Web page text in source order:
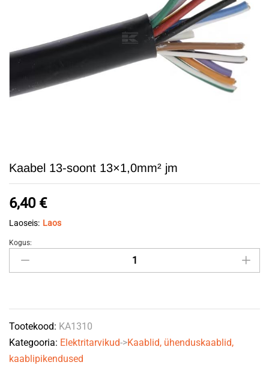
Kaabel 13-soont 13×1,0mm² jm
6,40 €
Laoseis: Laos
Kaabel
13-
jm
quantity
Kogus:
Tootekood: KA1310
Kategooria: Elektritarvikud->Kaablid, ühenduskaablid,
kaablipikendused